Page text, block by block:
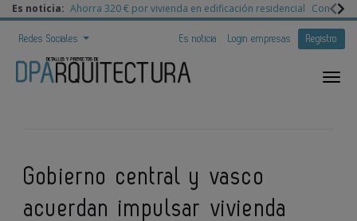
Es noticia: Ahorra 320 € por vivienda en edificación residencial
Redes Sociales Es noticia Login empresas Registro
Gobierno central y vasco
acuerdan impulsar vivienda